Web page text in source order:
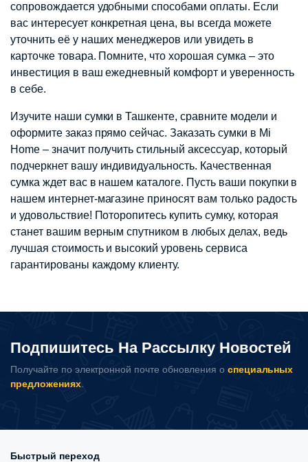
сопровождается удобными способами оплаты. Если
вас интересует конкретная цена, вы всегда можете
уточнить её у наших менеджеров или увидеть в
карточке товара. Помните, что хорошая сумка – это
инвестиция в ваш ежедневный комфорт и уверенность
в себе.
Изучите наши сумки в Ташкенте, сравните модели и
оформите заказ прямо сейчас. Заказать сумки в Mi
Home – значит получить стильный аксессуар, который
подчеркнет вашу индивидуальность. Качественная
сумка ждет вас в нашем каталоге. Пусть ваши покупки в
нашем интернет-магазине приносят вам только радость
и удовольствие! Поторопитесь купить сумку, которая
станет вашим верным спутником в любых делах, ведь
лучшая стоимость и высокий уровень сервиса
гарантированы каждому клиенту.
Подпишитесь На Рассылку Новостей
Получайте по электронной почте обновления о специальных
предложениях.
Быстрый переход